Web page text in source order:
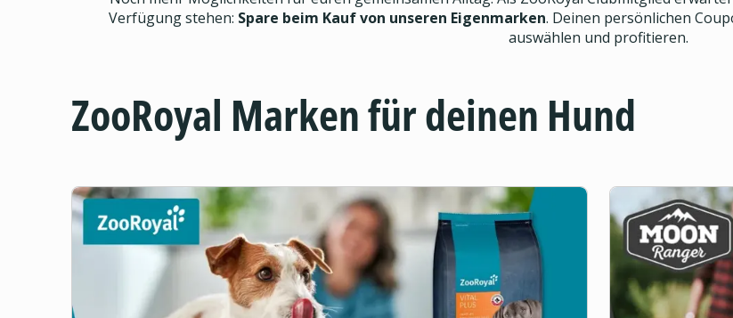
Verfügung stehen: Spare beim Kauf von unseren Eigenmarken. Deinen persönlichen
auswählen und profitieren.
ZooRoyal Marken für deinen Hund